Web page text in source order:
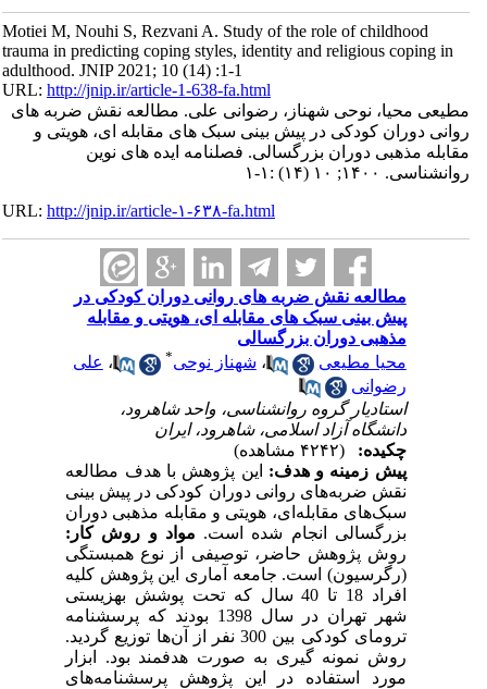
Motiei M, Nouhi S, Rezvani A. Study of the role of childhood
trauma in predicting coping styles, identity and religious coping in
adulthood. JNIP 2021; 10 (14) :1-1
URL:http://jnip.ir/article-1-638-fa.html
مطیعی محیا، نوحی شهناز، رضوانی علی. مطالعه نقش ضربه های
روانی دوران کودکی در پیش بینی سبک های مقابله ای، هویتی و
مقابله مذهبی دوران بزرگسالی. فصلنامه ایده های نوین
روانشناسی. ۱۴۰۰; ۱۰ (۱۴) :۱-۱
URL:http://jnip.ir/article-۱-۶۳۸-fa.html
مطالعه نقش ضربه های روانی دوران کودکی در
پیش بینی سبک های مقابله ای، هویتی و مقابله
مذهبی دوران بزرگسالی
محیا مطیعی
،شهناز نوحی ،علی
رضوانی
استادیار گروه روانشناسی، واحد شاهرود،
دانشگاه آزاد اسلامی، شاهرود، ایران
چکیده:
پیش­ زمینه و هدف:این پژوهش با هدف مطالعه
نقش ضربههای روانی دوران کودکی در پیش بینی
سبک‌های مقابله‌ای، هویتی و مقابله مذهبی دوران
بزرگسالی انجام شده است.مواد و روش کار:
روش پژوهش حاضر، توصیفی از نوع همبستگی
(رگرسیون) است. جامعه آماری این پژوهش کلیه
افراد 18 تا 40 سال که تحت پوشش بهزیستی
شهر تهران در سال 1398 بودند که پرسشنامه
ترومای کودکی بین 300 نفر از آن
ها توزیع گردید.
روش نمونه ­گیری به صورت هدفمند بود. ابزار
مورد استفاده در این پژوهش پرسشنامههای